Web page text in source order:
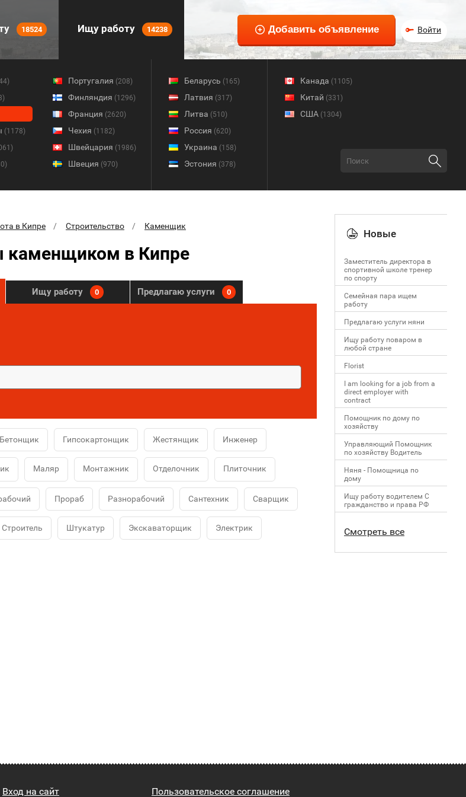
18524 Ищу работу 14238 Войти
(1178)
Португалия (208)
Финляндия (1296)
Франция (2620)
Чехия (1182)
Швейцария (1986)
Швеция (970)
Беларусь (165)
Латвия (317)
Литва (510)
Россия (620)
Украина (158)
Эстония (378)
Канада (1105)
Китай (331)
США (1304)
в Кипре Строительство Каменщик
каменщиком в Кипре
Ищу работу 0 Предлагаю услуги 0
Бетонщик Гипсокартонщик Жестянщик Инженер
Маляр Монтажник Отделочник Плиточник
Прораб Разнорабочий Сантехник Сварщик
Строитель Штукатур Экскаваторщик Электрик
Новые
Заместитель директора в
спортивной школе тренер
по спорту
Семейная пара ищем
работу
Предлагаю услуги няни
Ищу работу поваром в
любой стране
Florist
I am looking for a job from a
direct employer with
contract
Помощник по дому по
хозяйству
Управляющий Помощник
по хозяйству Водитель
Няня - Помощница по
дому
Ищу работу водителем С
гражданство и права РФ
Смотреть все
Вход на сайт Пользовательское соглашение